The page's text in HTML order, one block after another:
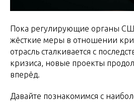
Пока регулирующие органы
жёсткие меры в отношении
отрасль сталкивается с
кризиса, новые проекты
вперёд.
Давайте познакомимся с